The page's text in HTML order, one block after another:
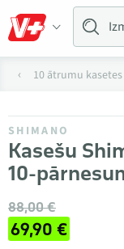
10 ātrumu kasetes
SHIMANO
Kasešu
10-
88,00 €
69,90 €